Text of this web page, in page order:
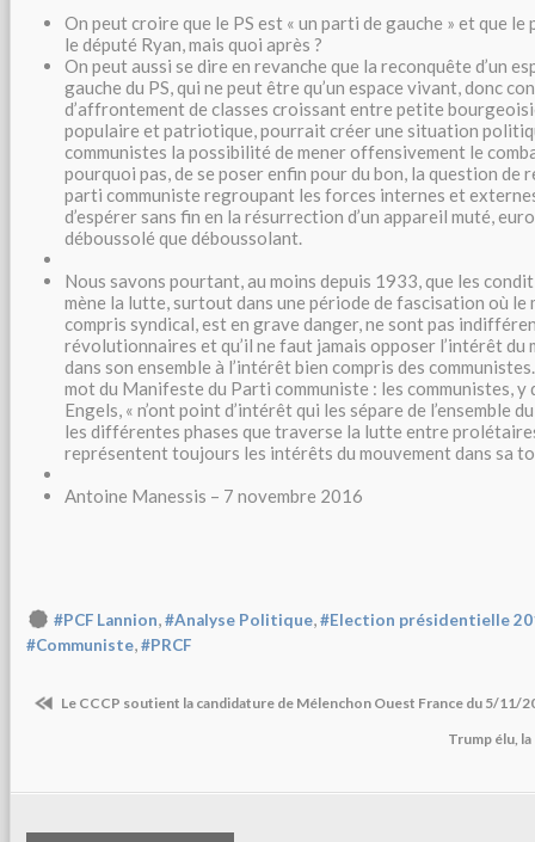
On peut croire que le PS est « un parti de gauche » et que
le député Ryan, mais quoi après ?
On peut aussi se dire en revanche que la reconquête d’un
gauche du PS, qui ne peut être qu’un espace vivant, donc
d’affrontement de classes croissant entre petite
populaire et patriotique, pourrait créer une situation
communistes la possibilité de mener offensivement le
pourquoi pas, de se poser enfin pour du bon, la question de
parti communiste regroupant les forces internes et
d’espérer sans fin en la résurrection d’un appareil muté,
déboussolé que déboussolant.
Nous savons pourtant, au moins depuis 1933, que les
mène la lutte, surtout dans une période de fascisation où le
compris syndical, est en grave danger, ne sont pas
révolutionnaires et qu’il ne faut jamais opposer l’intérêt du
dans son ensemble à l’intérêt bien compris des
mot du Manifeste du Parti communiste : les communistes,
Engels, « n’ont point d’intérêt qui les sépare de l’ensemble
les différentes phases que traverse la lutte entre
représentent toujours les intérêts du mouvement dans sa
Antoine Manessis – 7 novembre 2016
#PCF Lannion,#Analyse Politique,#Election présidentielle
#Communiste,#PRCF
Le CCCP soutient la candidature de Mélenchon Ouest France du 5/11/
Trump élu,